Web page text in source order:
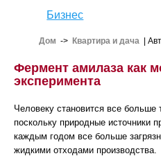
Бизнес
Дом -> Квартира и дача |
Фермент амилаза как
эксперимента
Человеку становится все больше
поскольку природные источники
каждым годом все больше
жидкими отходами производства.